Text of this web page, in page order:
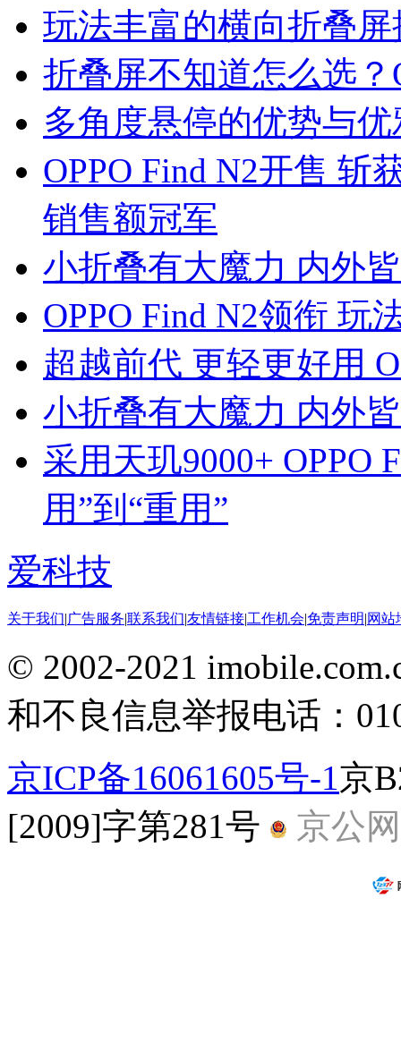
玩法丰富的横向折叠
折叠屏不知道怎么选？
多角度悬停的优势与优
OPPO Find N2开售 斩
销售额冠军
小折叠有大魔力 内外
OPPO Find N2领衔 玩
超越前代 更轻更好用
小折叠有大魔力 内外
采用天玑9000+ OPPO
用”到“重用”
爱科技
关于我们|广告服务|联系我们|友情链接|工作机会|免责声明|网站
© 2002-2021
和不良信息举报电话：
京ICP备16061605号-1京
[2009]字第281号
京公